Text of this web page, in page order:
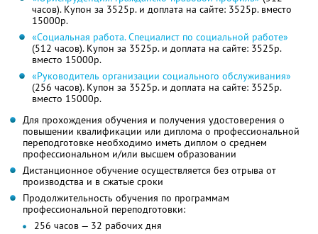
часов). Купон за 3525р. и доплата на сайте: 3525р. вместо
15000р.
«Социальная работа. Специалист по социальной работе»
(512 часов). Купон за 3525р. и доплата на сайте: 3525р.
вместо 15000р.
«Руководитель организации социального обслуживания»
(256 часов). Купон за 3525р. и доплата на сайте: 3525р.
вместо 15000р.
Для прохождения обучения и получения удостоверения о
повышении квалификации или диплома о профессиональной
переподготовке необходимо иметь диплом о среднем
профессиональном и/или высшем образовании
Дистанционное обучение осуществляется без отрыва от
производства и в сжатые сроки
Продолжительность обучения по программам
профессиональной переподготовки:
256 часов — 32 рабочих дня